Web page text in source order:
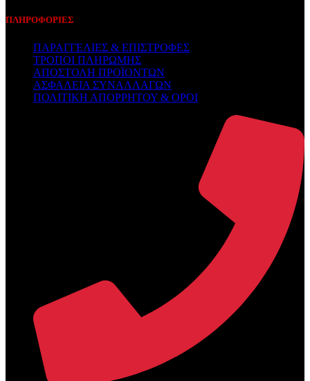
ΠΛΗΡΟΦΟΡΙΕΣ
ΠΑΡΑΓΓΕΛΙΕΣ & ΕΠΙΣΤΡΟΦΕΣ
ΤΡΟΠΟΙ ΠΛΗΡΩΜΗΣ
ΑΠΟΣΤΟΛΗ ΠΡΟΪΟΝΤΩΝ
ΑΣΦΑΛΕΙΑ ΣΥΝΑΛΛΑΓΩΝ
ΠΟΛΙΤΙΚΗ ΑΠΟΡΡΗΤΟΥ & ΟΡΟΙ